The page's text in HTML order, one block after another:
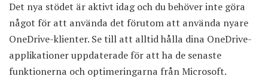
Det nya stödet är aktivt idag och du behöver inte göra
något för att använda det förutom att använda nyare
OneDrive-klienter. Se till att alltid hålla dina OneDrive-
applikationer uppdaterade för att ha de senaste
funktionerna och optimeringarna från Microsoft.